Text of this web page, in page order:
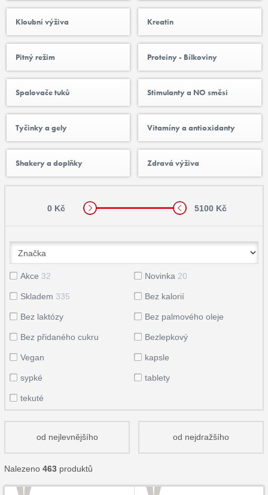
Kloubní výživa Kreatin
Pitný režim Proteiny - Bílkoviny
Spalovače tuků Stimulanty a NO směsi
Tyčinky a gely Vitamíny a antioxidanty
Shakery a doplňky Zdravá výživa
0 Kč 5100 Kč
Akce 32 Novinka 20
Skladem 335 Bez kalorií
Bez laktózy Bez palmového oleje
Bez přidaného cukru Bezlepkový
Vegan kapsle
sypké tablety
tekuté
od nejlevnějšího od nejdražšího
Nalezeno 463 produktů